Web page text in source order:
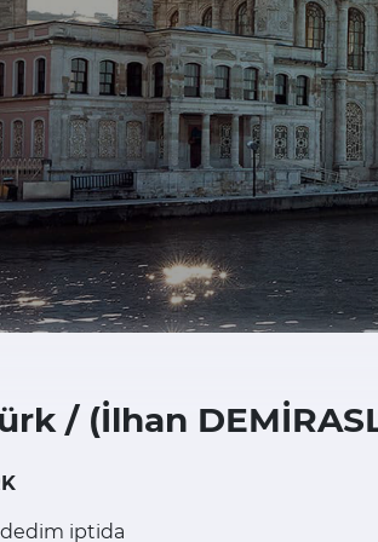
/ (İlhan
iptida